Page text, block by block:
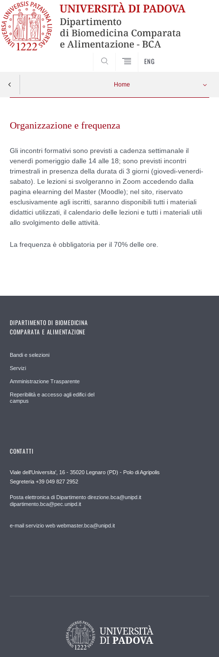
ENG
Home
contentOrganizzazione e frequenza
Gli incontri formativi sono previsti a cadenza settimanale il
venerdì pomeriggio dalle 14 alle 18; sono previsti incontri
trimestrali in presenza della durata di 3 giorni (giovedi-venerdi-
sabato). Le lezioni si svolgeranno in Zoom accedendo dalla
pagina elearning del Master (Moodle); nel sito, riservato
esclusivamente agli iscritti, saranno disponibili tutti i materiali
didattici utilizzati, il calendario delle lezioni e tutti i materiali utili
allo svolgimento delle attività.
La frequenza è obbligatoria per il 70% delle ore.
DIPARTIMENTO DI BIOMEDICINA
COMPARATA E ALIMENTAZIONE
Bandi e selezioni
Servizi
Amministrazione Trasparente
Reperibilità e accesso agli edifici del
campus
CONTATTI
Viale dell'Universita', 16 - 35020 Legnaro (PD) - Polo di Agripolis
Segreteria +39 049 827 2952
Posta elettronica di Dipartimento direzione.bca@unipd.it
dipartimento.bca@pec.unipd.it
e-mail servizio web webmaster.bca@unipd.it